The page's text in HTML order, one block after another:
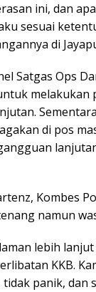
ini, dan
sesuai
di
Satgas Ops
melakukan
di pos
Kombes
namun
lebih
KKB.
panik, dan